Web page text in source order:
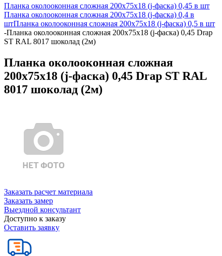
Планка околооконная сложная 200х75х18 (j-фаска) 0,45 в шт
Планка околооконная сложная 200х75х18 (j-фаска) 0,4 в
штПланка околооконная сложная 200х75х18 (j-фаска) 0,5 в шт
-Планка околооконная сложная 200х75х18 (j-фаска) 0,45 Drap
ST RAL 8017 шоколад (2м)
Планка околооконная сложная
200х75х18 (j-фаска) 0,45 Drap ST RAL
8017 шоколад (2м)
Заказать расчет материала
Заказать замер
Выездной консультант
Доступно к заказу
Оставить заявку